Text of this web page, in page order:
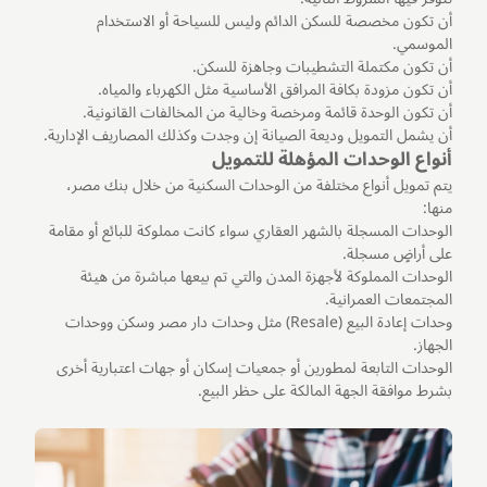
أن تكون مخصصة للسكن الدائم وليس للسياحة أو الاستخدام
الموسمي.
أن تكون مكتملة التشطيبات وجاهزة للسكن.
أن تكون مزودة بكافة المرافق الأساسية مثل الكهرباء والمياه.
أن تكون الوحدة قائمة ومرخصة وخالية من المخالفات القانونية.
أن يشمل التمويل وديعة الصيانة إن وجدت وكذلك المصاريف الإدارية.
أنواع الوحدات المؤهلة للتمويل
يتم تمويل أنواع مختلفة من الوحدات السكنية من خلال بنك مصر،
منها:
الوحدات المسجلة بالشهر العقاري سواء كانت مملوكة للبائع أو مقامة
على أراضٍ مسجلة.
الوحدات المملوكة لأجهزة المدن والتي تم بيعها مباشرة من هيئة
المجتمعات العمرانية.
وحدات إعادة البيع (Resale) مثل وحدات دار مصر وسكن ووحدات
الجهاز.
الوحدات التابعة لمطورين أو جمعيات إسكان أو جهات اعتبارية أخرى
بشرط موافقة الجهة المالكة على حظر البيع.